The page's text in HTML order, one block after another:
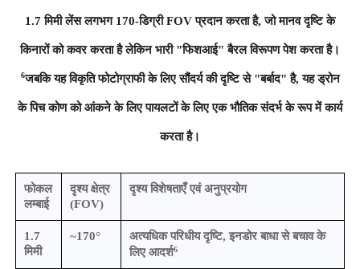
1.7 मिमी लेंस लगभग 170-डिग्री FOV प्रदान करता है, जो मानव दृष्टि के
किनारों को कवर करता है लेकिन भारी "फिशआई" बैरल विरूपण पेश करता है।
6जबकि यह विकृति फोटोग्राफी के लिए सौंदर्य की दृष्टि से "बर्बाद" है, यह ड्रोन
के पिच कोण को आंकने के लिए पायलटों के लिए एक भौतिक संदर्भ के रूप में कार्य
करता है।
फोकल
लम्बाई
दृश्य क्षेत्र
(FOV)
दृश्य विशेषताएँ एवं अनुप्रयोग
1.7
मिमी
~170°
अत्यधिक परिधीय दृष्टि, इनडोर बाधा से बचाव के
लिए आदर्श6